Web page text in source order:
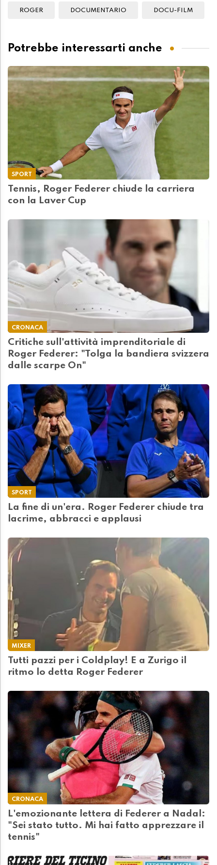
ROGER DOCUMENTARIO DOCU-FILM
Potrebbe interessarti anche
SPORT
Tennis, Roger Federer chiude la carriera
con la Laver Cup
CRONACA
Critiche sull'attività imprenditoriale di
Roger Federer: "Tolga la bandiera svizzera
dalle scarpe On"
SPORT
La fine di un'era. Roger Federer chiude tra
lacrime, abbracci e applausi
MIXER
Tutti pazzi per i Coldplay! E a Zurigo il
ritmo lo detta Roger Federer
CRONACA
L'emozionante lettera di Federer a Nadal:
"Sei stato tutto. Mi hai fatto apprezzare il
tennis"